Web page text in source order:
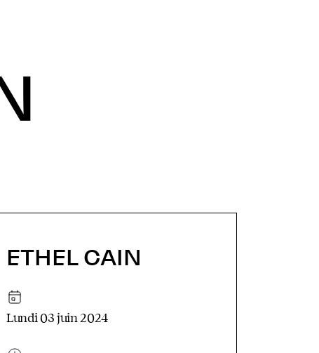
ETHEL CAIN
Lundi 03 juin 2024